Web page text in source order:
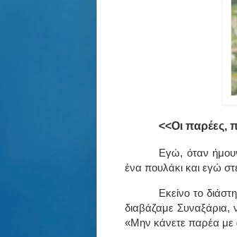
<<Οι παρέες,
Εγώ, όταν
ένα πουλάκι και εγώ
Εκείνο το
διαβάζαμε Συναξάρια,
«Μην κάνετε παρέα με